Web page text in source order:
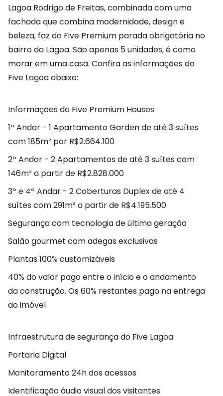
Lagoa Rodrigo de Freitas, combinada com uma
fachada que combina modernidade, design e
beleza, faz do Five Premium parada obrigatória no
bairro da Lagoa. São apenas 5 unidades, é como
morar em uma casa. Confira as informações do
Five Lagoa abaixo:
Informações do Five Premium Houses
1º Andar - 1 Apartamento Garden de até 3 suítes
com 185m² por R$2.664.100
2º Andar - 2 Apartamentos de até 3 suítes com
146m² a partir de R$2.828.000
3º e 4º Andar - 2 Coberturas Duplex de até 4
suítes com 291m² a partir de R$4.195.500
Segurança com tecnologia de última geração
Salão gourmet com adegas exclusivas
Plantas 100% customizáveis
40% do valor pago entre o início e o andamento
da construção. Os 60% restantes pago na entrega
do imóvel
Infraestrutura de segurança do Five Lagoa
Portaria Digital
Monitoramento 24h dos acessos
Identificação áudio visual dos visitantes